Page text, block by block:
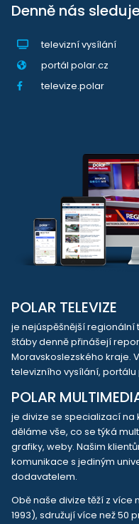
Denně nás
televizní vysílání
portál polar.cz
televize.polar
POLAR TELEVIZE
je nejúspěšnější regionální
štáby denně přinášejí
Moravskoslezského kraje.
televizního vysílání,
POLAR
je divize se specializací
děláme vše, co se týká
grafiky, weby. Našim
komunikace s jediným
dodavatelem.
Obě naše divize těží z více
1993), sdružují více než 50